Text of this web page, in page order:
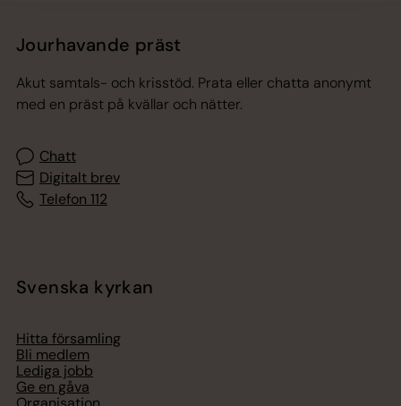
Jourhavande präst
Akut samtals- och krisstöd. Prata eller chatta anonymt
med en präst på kvällar och nätter.
Chatt
Digitalt brev
Telefon 112
Svenska kyrkan
Hitta församling
Bli medlem
Lediga jobb
Ge en gåva